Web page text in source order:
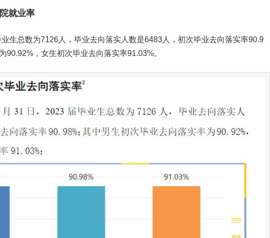
就业率
生总数为7126人，毕业去向落实人数是6483人，初次毕业去向落实率90.9
90.92%，女生初次毕业去向落实率91.03%。